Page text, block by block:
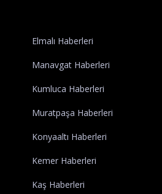
Elmalı Haberleri
Manavgat Haberleri
Kumluca Haberleri
Muratpaşa Haberleri
Konyaaltı Haberleri
Kemer Haberleri
Kaş Haberleri